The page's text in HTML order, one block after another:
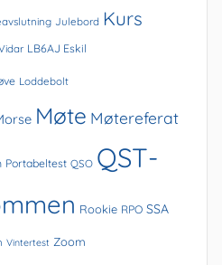
Julebord Kurs
LB6AJ Eskil
Loddebolt
Møte Møtereferat
Portabeltest QSO QST-
Rookie RPO SSA
Vintertest Zoom